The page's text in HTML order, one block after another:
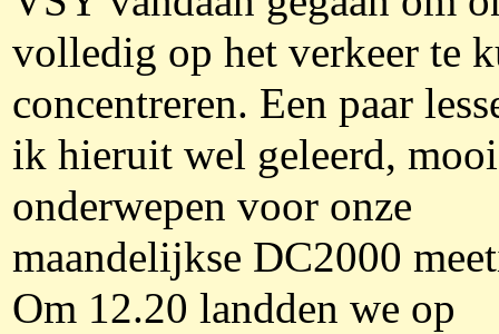
volledig op het verkeer te
concentreren. Een paar
ik hieruit wel geleerd,
onderwepen voor onze
maandelijkse DC2000
Om 12.20 landden we op